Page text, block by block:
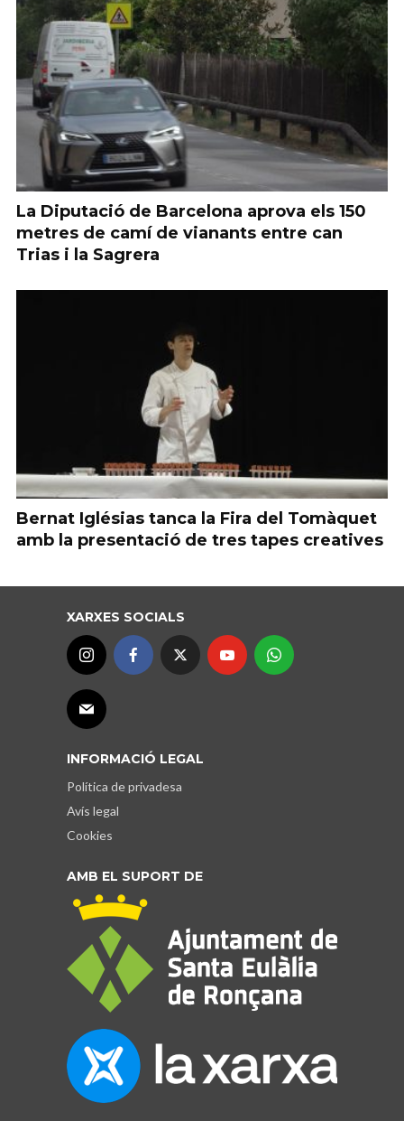
La Diputació de Barcelona aprova els 150
metres de camí de vianants entre can
Trias i la Sagrera
Bernat Iglésias tanca la Fira del Tomàquet
amb la presentació de tres tapes creatives
XARXES SOCIALS
INFORMACIÓ LEGAL
Política de privadesa
Avís legal
Cookies
AMB EL SUPORT DE